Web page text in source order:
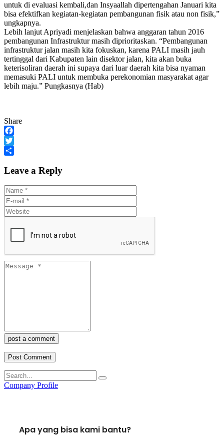
untuk di evaluasi kembali,dan Insyaallah dipertengahan Januari kita
bisa efektifkan kegiatan-kegiatan pembangunan fisik atau non fisik,”
ungkapnya.
Lebih lanjut Apriyadi menjelaskan bahwa anggaran tahun 2016
pembangunan Infrastruktur masih diprioritaskan. “Pembangunan
infrastruktur jalan masih kita fokuskan, karena PALI masih jauh
tertinggal dari Kabupaten lain disektor jalan, kita akan buka
keterisoliran daerah ini supaya dari luar daerah kita bisa nyaman
memasuki PALI untuk membuka perekonomian masyarakat agar
lebih maju.” Pungkasnya (Hab)
Share
Facebook
Twitter
Leave a Reply
post a comment
Company Profile
Apa yang bisa kami bantu?